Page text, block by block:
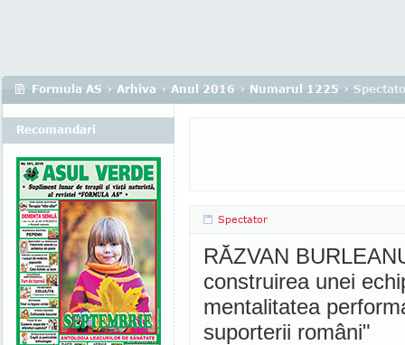
Formula AS › Arhiva › Anul 2016 › Numarul 1225 ›
Spectator
RĂZVAN
construirea unei
mentalitatea
suporterii români"
Recomandari